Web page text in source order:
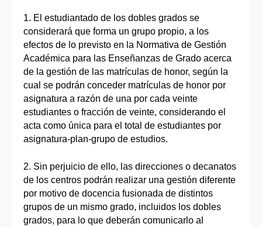
1. El estudiantado de los dobles grados se
considerará que forma un grupo propio, a los
efectos de lo previsto en la Normativa de Gestión
Académica para las Enseñanzas de Grado acerca
de la gestión de las matrículas de honor, según la
cual se podrán conceder matrículas de honor por
asignatura a razón de una por cada veinte
estudiantes o fracción de veinte, considerando el
acta como única para el total de estudiantes por
asignatura-plan-grupo de estudios.
2. Sin perjuicio de ello, las direcciones o decanatos
de los centros podrán realizar una gestión diferente
por motivo de docencia fusionada de distintos
grupos de un mismo grado, incluidos los dobles
grados, para lo que deberán comunicarlo al